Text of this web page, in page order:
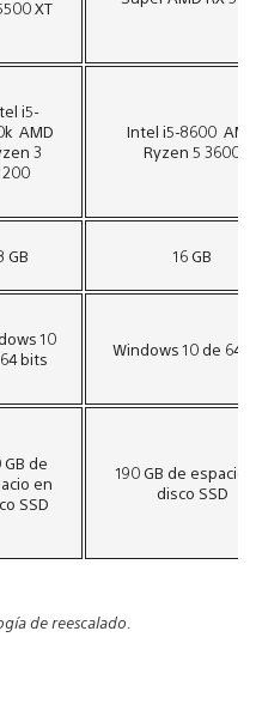
XT
i5-
AMD
3
Intel i5-8600
Ryzen 5 3600
GB 16 GB
10
bits
Windows 10 de 64
GB de
en
SSD
190 GB de espacio
disco SSD
de reescalado.